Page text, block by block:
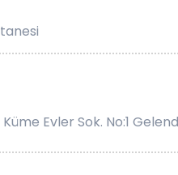
Evler Sok. No:1